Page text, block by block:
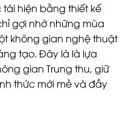
hiện bằng thiết kế
gợi nhớ những mùa
không gian nghệ thuật
tạo. Đây là là lựa
gian Trung thu, giữ
thức mới mẻ và đầy